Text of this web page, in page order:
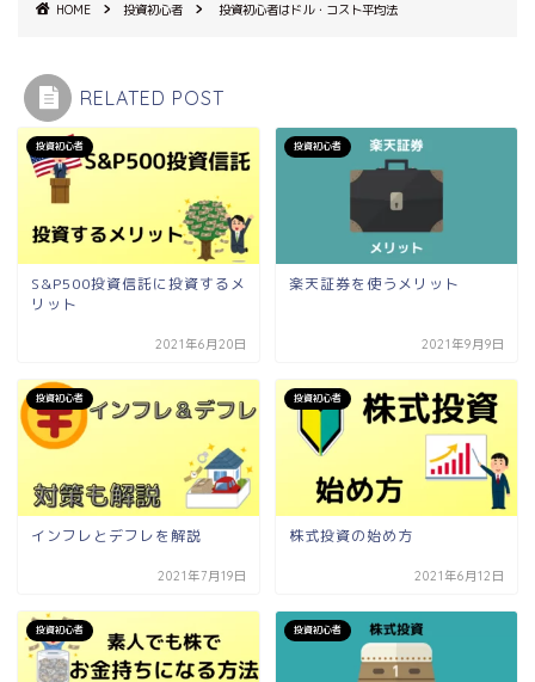
HOME 投資初心者 投資初心者はドル・コスト平均法
RELATED POST
投資初心者
S&P500投資信託に投資するメ
リット
2021年6月20日
投資初心者
楽天証券を使うメリット
2021年9月9日
投資初心者
インフレとデフレを解説
2021年7月19日
投資初心者
株式投資の始め方
2021年6月12日
投資初心者 投資初心者